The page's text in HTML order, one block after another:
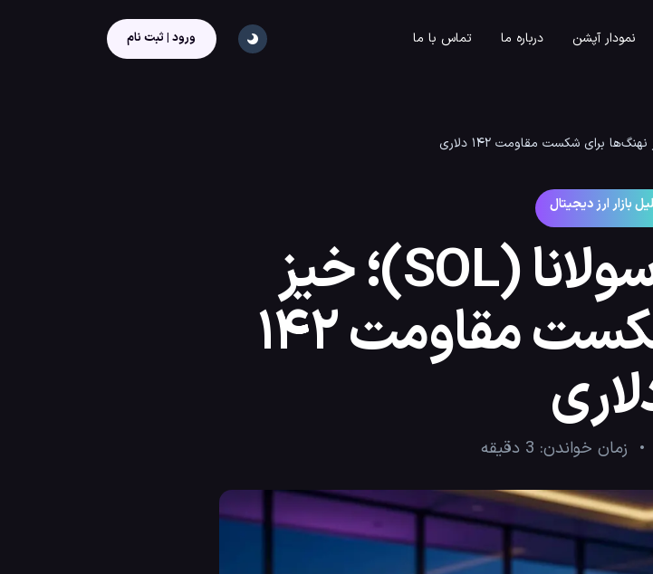
نمودار آپشن درباره ما تماس با ما ورود | ثبت نام
بازار ارز دیجیتال
تحلیل قیمت سولانا (SOL)؛ خیز
نهنگ‌ها برای شکست مقاومت ۱۴۲
زمان خواندن: 3 دقیقه